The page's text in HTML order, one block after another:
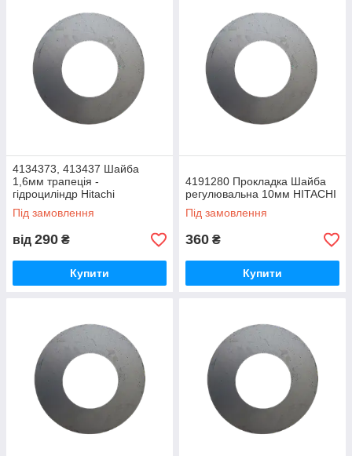
4134373, 413437 Шайба
1,6мм трапеція -
гідроциліндр Hitachi
Під замовлення
від 290 ₴
Купити
4191280 Прокладка Шайба
регулювальна 10мм HITACHI
Під замовлення
360 ₴
Купити